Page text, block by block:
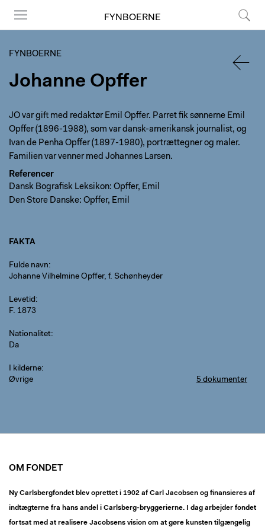
FYNBOERNE
FYNBOERNE
Johanne Opffer
JO var gift med redaktør Emil Opffer. Parret fik sønnerne Emil
Opffer (1896-1988), som var dansk-amerikansk journalist, og
Ivan de Penha Opffer (1897-1980), portrættegner og maler.
Familien var venner med Johannes Larsen.
Referencer
Dansk Bografisk Leksikon: Opffer, Emil
Den Store Danske: Opffer, Emil
FAKTA
Fulde navn
Johanne Vilhelmine Opffer, f. Schønheyder
Levetid
F. 1873
Nationalitet
Da
I kilderne
Øvrige
5 dokumenter
OM FONDET
Ny Carlsbergfondet blev oprettet i 1902 af Carl Jacobsen og finansieres af
indtægterne fra hans andel i Carlsberg-bryggerierne. I dag arbejder fondet
fortsat med at realisere Jacobsens vision om at gøre kunsten tilgængelig